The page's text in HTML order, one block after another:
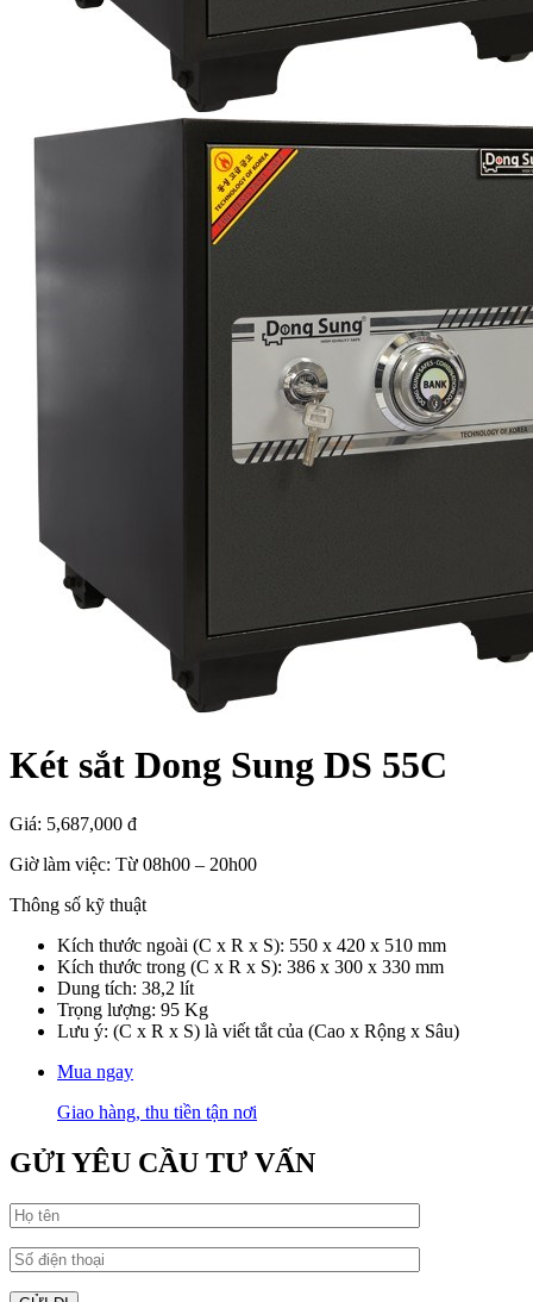
Két sắt Dong Sung DS 55C
Giá: 5,687,000 đ
Giờ làm việc: Từ 08h00 – 20h00
Thông số kỹ thuật
Kích thước ngoài (C x R x S): 550 x 420 x 510 mm
Kích thước trong (C x R x S): 386 x 300 x 330 mm
Dung tích: 38,2 lít
Trọng lượng: 95 Kg
Lưu ý: (C x R x S) là viết tắt của (Cao x Rộng x Sâu)
Mua ngay
Giao hàng, thu tiền tận nơi
GỬI YÊU CẦU TƯ VẤN